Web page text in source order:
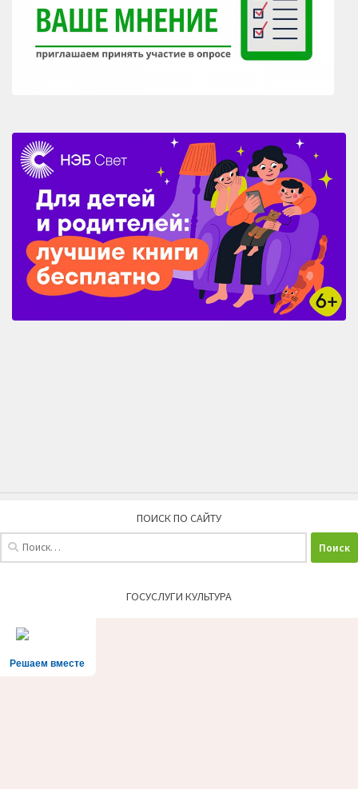
ПОИСК ПО САЙТУ
ГОСУСЛУГИ КУЛЬТУРА
Решаем вместе